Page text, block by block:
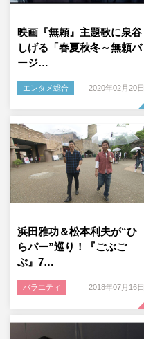
映画『無頼』主題歌に泉谷
しげる「春夏秋冬～無頼バ
ージ…
エンタメ総合 2020年02月20日
浜田雅功＆松本利夫が“ひ
らパー”巡り！『ごぶご
ぶ』7…
バラエティ 2018年07月16日